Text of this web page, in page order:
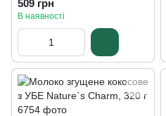
509 грн
В наявності